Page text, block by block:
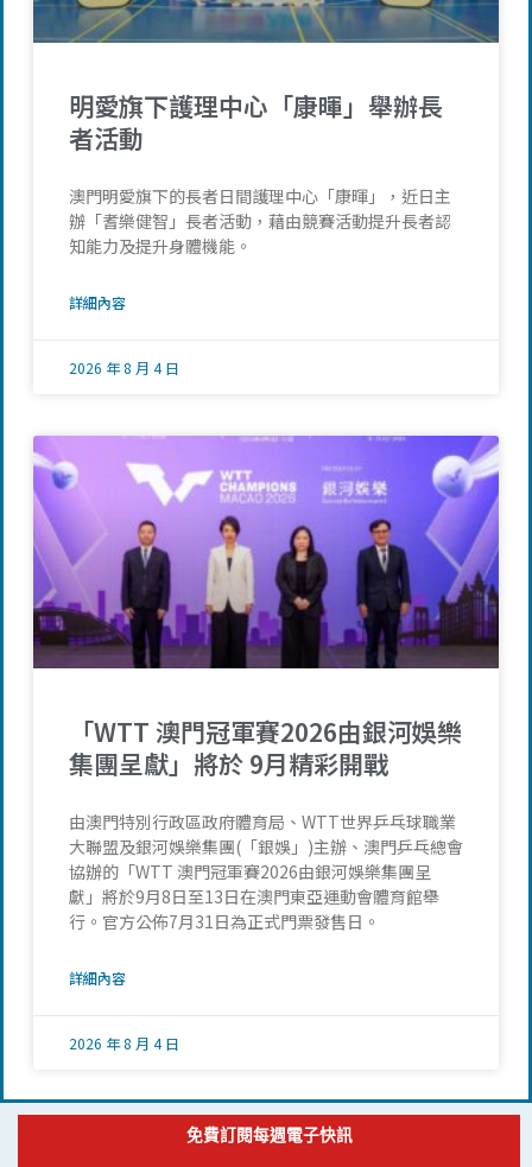
明愛旗下護理中心「康暉」舉辦長
者活動
澳門明愛旗下的長者日間護理中心「康暉」，近日主
辦「耆樂健智」長者活動，藉由競賽活動提升長者認
知能力及提升身體機能。
詳細內容
2026 年 8 月 4 日
「WTT 澳門冠軍賽2026由銀河娛樂
集團呈獻」將於 9月精彩開戰
由澳門特別行政區政府體育局、WTT世界乒乓球職業
大聯盟及銀河娛樂集團(「銀娛」)主辦、澳門乒乓總會
協辦的「WTT 澳門冠軍賽2026由銀河娛樂集團呈
獻」將於9月8日至13日在澳門東亞運動會體育館舉
行。官方公佈7月31日為正式門票發售日。
詳細內容
2026 年 8 月 4 日
免費訂閱每週電子快訊